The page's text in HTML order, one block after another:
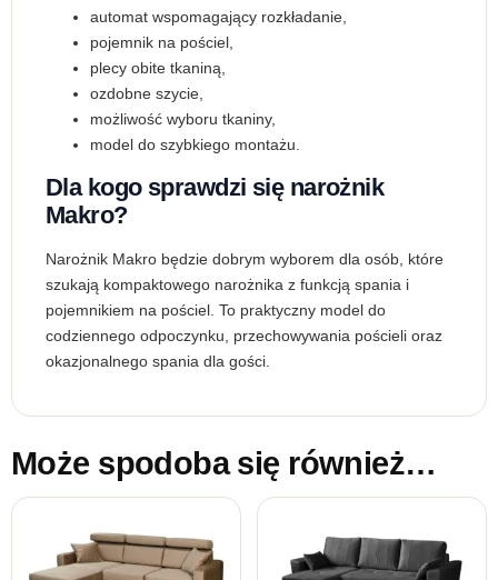
automat wspomagający rozkładanie,
pojemnik na pościel,
plecy obite tkaniną,
ozdobne szycie,
możliwość wyboru tkaniny,
model do szybkiego montażu.
Dla kogo sprawdzi się narożnik
Makro?
Narożnik Makro będzie dobrym wyborem dla osób, które
szukają kompaktowego narożnika z funkcją spania i
pojemnikiem na pościel. To praktyczny model do
codziennego odpoczynku, przechowywania pościeli oraz
okazjonalnego spania dla gości.
Może spodoba się również…